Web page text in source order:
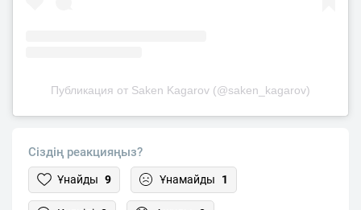
Публикация от Saken Kagarov (@saken_kagarov)
Сіздің реакцияңыз?
Ұнайды 9 Ұнамайды 1